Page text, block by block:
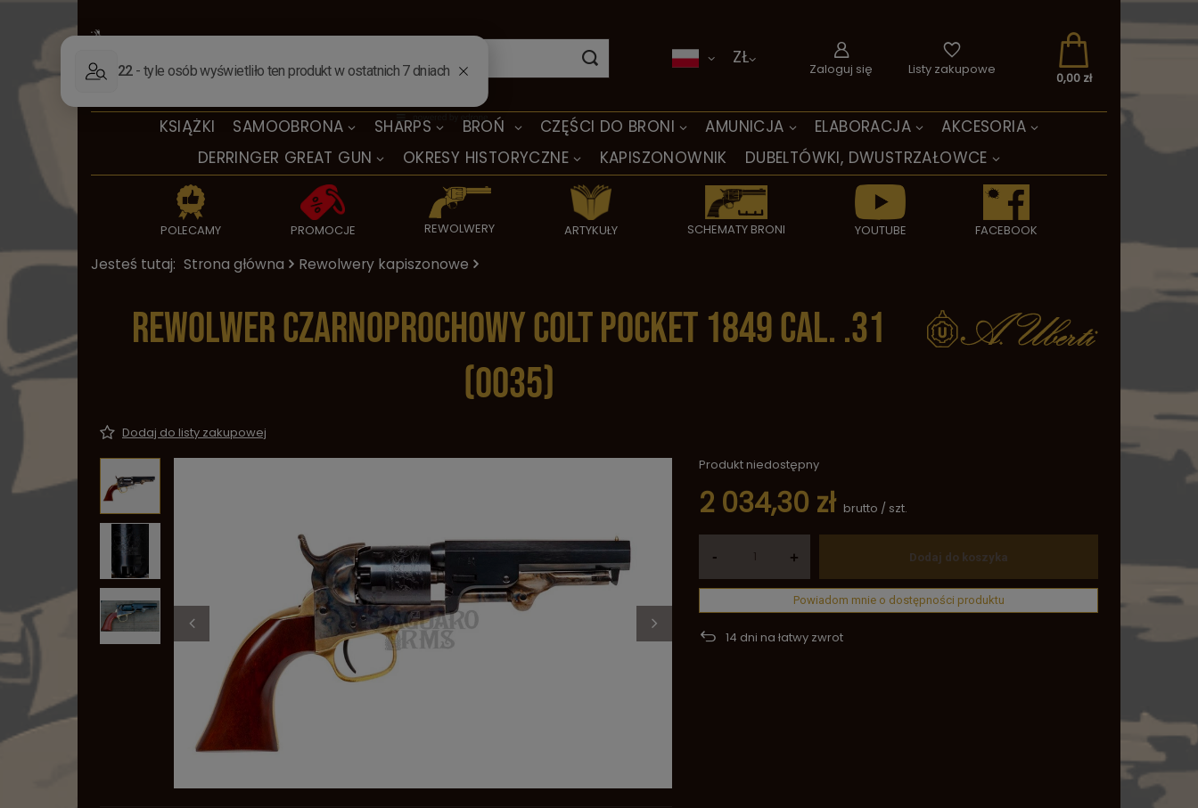
KSIĄŻKI SAMOOBRONA SHARPS BROŃ CZĘŚCI DO BRONI AMUNICJA ELABORACJA
AKCESORIA
DERRINGER GREAT GUN
OKRESY HISTORYCZNE KAPISZONOWNIK DUBELTÓWKI, DWUSTRZAŁOWCE
POLECAMY PROMOCJE REWOLWERY ARTYKUŁY SCHEMATY BRONI YOUTUBE FACEBOOK
ZŁ
Zaloguj się Listy zakupowe
0,00 zł
Jesteś tutaj: Strona główna Rewolwery kapiszonowe
Rewolwer czarnoprochowy Colt Pocket 1849 cal. .31
(0035)
Dodaj do listy zakupowej
Produkt niedostępny
2 034,30 zł brutto / szt.
- + Dodaj do koszyka
Powiadom mnie o dostępności produktu
14 dni na łatwy zwrot